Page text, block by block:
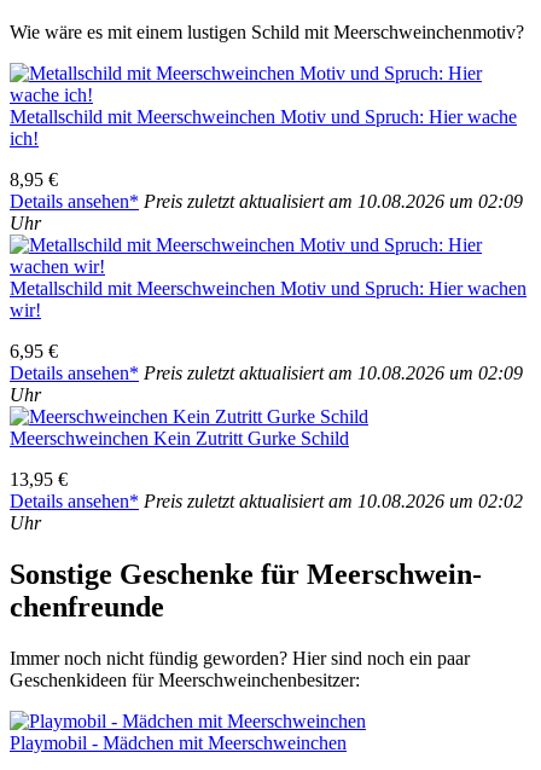
Wie wäre es mit einem lus­ti­gen Schild mit Meer­schwein­chen­mo­tiv?
Metall­schild mit Meer­schwein­chen Motiv und Spruch: Hier wache
ich!
8,95 €
Details anse­hen* Preis zuletzt aktua­li­siert am 10.08.2026 um 02:09
Uhr
Metall­schild mit Meer­schwein­chen Motiv und Spruch: Hier wachen
wir!
6,95 €
Details anse­hen* Preis zuletzt aktua­li­siert am 10.08.2026 um 02:09
Uhr
Meer­schwein­chen Kein Zutritt Gur­ke Schild
13,95 €
Details anse­hen* Preis zuletzt aktua­li­siert am 10.08.2026 um 02:02
Uhr
Sons­ti­ge Geschen­ke für Meer­schwein­
chen­freun­de
Immer noch nicht fün­dig gewor­den? Hier sind noch ein paar
Geschenk­ideen für Meer­schwein­chen­be­sit­zer:
Play­mo­bil - Mäd­chen mit Meer­schwein­chen